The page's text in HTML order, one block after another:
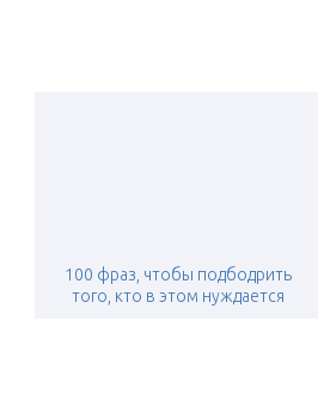
100 фраз, чтобы подбодрить
того, кто в этом нуждается